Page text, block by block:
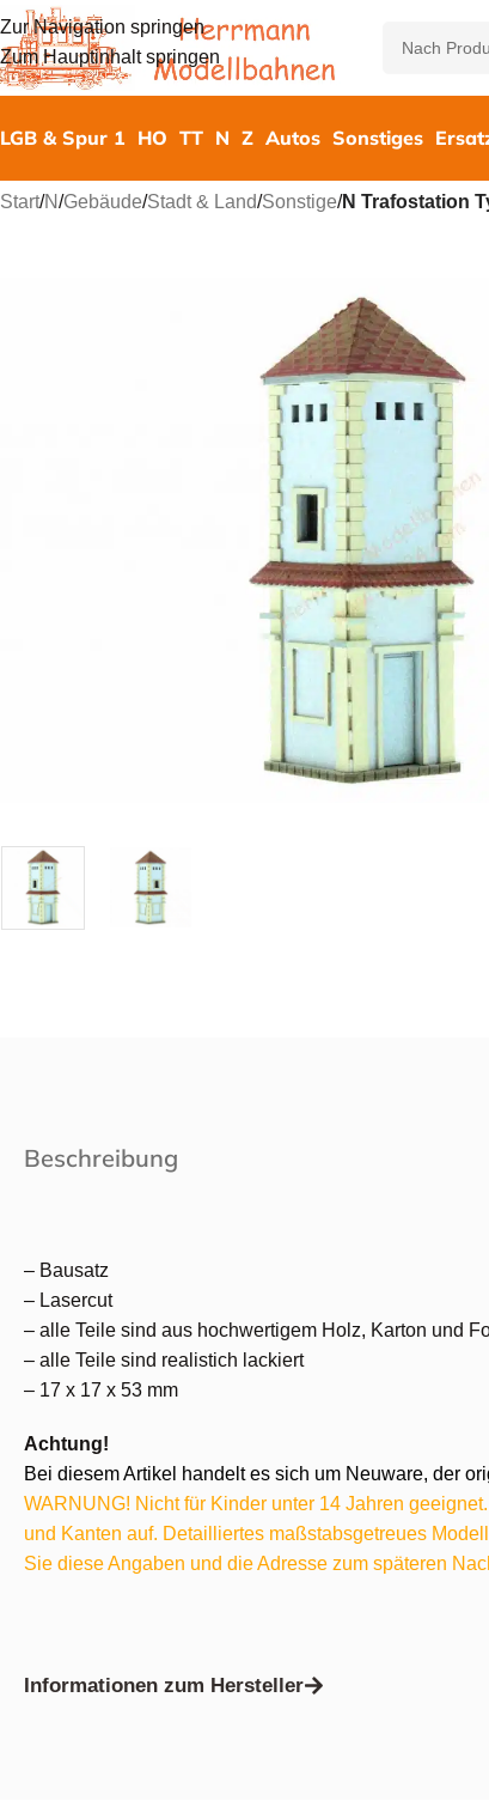
Zur Navigation springen
Zum Hauptinhalt springen
LGB & Spur 1 HO TT N Z Autos Sonstiges
Start/N/Gebäude/Stadt & Land/Sonstige/N Trafostation
Beschreibung
– Bausatz
– Lasercut
– alle Teile sind aus hochwertigem Holz, Karton und
– alle Teile sind realistich lackiert
– 17 x 17 x 53 mm
Achtung!
Bei diesem Artikel handelt es sich um Neuware, der
WARNUNG! Nicht für Kinder unter 14 Jahren
und Kanten auf. Detailliertes maßstabsgetreues
Sie diese Angaben und die Adresse zum späteren
Informationen zum Hersteller